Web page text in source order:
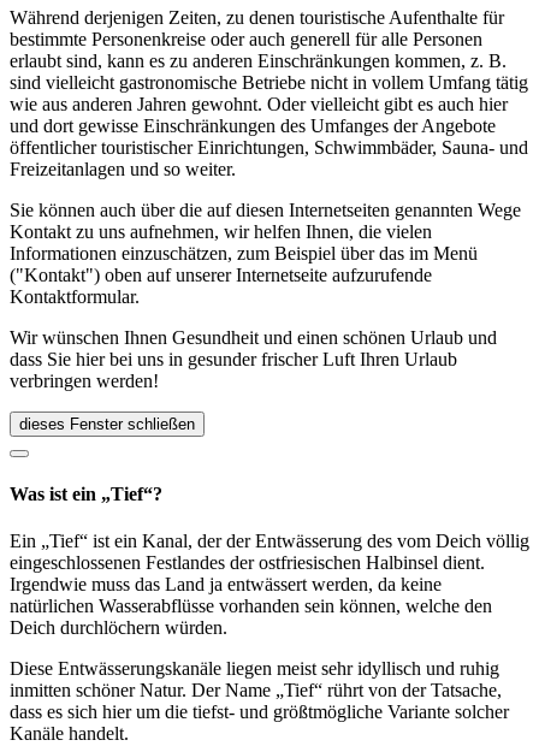
Während derjenigen Zeiten, zu denen touristische Aufenthalte für
bestimmte Personenkreise oder auch generell für alle Personen
erlaubt sind, kann es zu anderen Einschränkungen kommen, z. B.
sind vielleicht gastronomische Betriebe nicht in vollem Umfang tätig
wie aus anderen Jahren gewohnt. Oder vielleicht gibt es auch hier
und dort gewisse Einschränkungen des Umfanges der Angebote
öffentlicher touristischer Einrichtungen, Schwimmbäder, Sauna- und
Freizeitanlagen und so weiter.
Sie können auch über die auf diesen Internetseiten genannten Wege
Kontakt zu uns aufnehmen, wir helfen Ihnen, die vielen
Informationen einzuschätzen, zum Beispiel über das im Menü
("Kontakt") oben auf unserer Internetseite aufzurufende
Kontaktformular.
Wir wünschen Ihnen Gesundheit und einen schönen Urlaub und
dass Sie hier bei uns in gesunder frischer Luft Ihren Urlaub
verbringen werden!
dieses Fenster schließen
Was ist ein „Tief“?
Ein „Tief“ ist ein Kanal, der der Entwässerung des vom Deich völlig
eingeschlossenen Festlandes der ostfriesischen Halbinsel dient.
Irgendwie muss das Land ja entwässert werden, da keine
natürlichen Wasserabflüsse vorhanden sein können, welche den
Deich durchlöchern würden.
Diese Entwässerungskanäle liegen meist sehr idyllisch und ruhig
inmitten schöner Natur. Der Name „Tief“ rührt von der Tatsache,
dass es sich hier um die tiefst- und größtmögliche Variante solcher
Kanäle handelt.